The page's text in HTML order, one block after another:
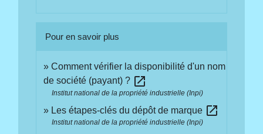
Pour en savoir plus
Comment vérifier la disponibilité d'un nom
de société (payant) ? open_in_new
Institut national de la propriété industrielle (Inpi)
Les étapes-clés du dépôt de marque open_in_new
Institut national de la propriété industrielle (Inpi)